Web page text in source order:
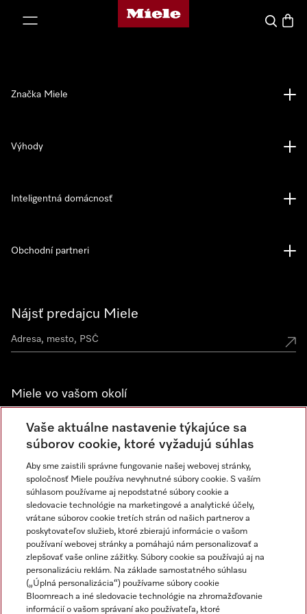
Domovská stránka spoločnosti Miele
Hľadať
Nájsť predajcu Miele
Miele vo vašom okolí
Spoznajte predajne Miele
Newsletter
Značka Miele
Výhody
Inteligentná domácnosť
Obchodní partneri
Miele na Instagrame
Miele na YouTube
Vaše aktuálne nastavenie týkajúce sa
súborov cookie, ktoré vyžadujú súhlas
Aby sme zaistili správne fungovanie našej webovej stránky,
spoločnosť Miele používa nevyhnutné súbory cookie. S vaším
súhlasom používame aj nepodstatné súbory cookie a
sledovacie technológie na marketingové a analytické účely,
vrátane súborov cookie tretích strán od našich partnerov a
poskytovateľov služieb, ktoré zbierajú informácie o vašom
používaní webovej stránky a pomáhajú nám personalizovať a
zlepšovať vaše online zážitky. Súbory cookie sa používajú aj na
personalizáciu reklám. Na základe samostatného súhlasu
(„Úplná personalizácia“) používame súbory cookie
Bloomreach a iné sledovacie technológie na zhromažďovanie
informácií o vašom správaní ako používateľa, ktoré